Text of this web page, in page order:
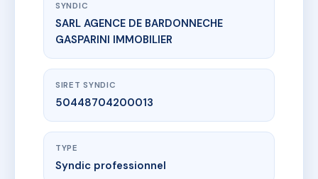
SYNDIC
SARL AGENCE DE BARDONNECHE
GASPARINI IMMOBILIER
SIRET SYNDIC
50448704200013
TYPE
Syndic professionnel